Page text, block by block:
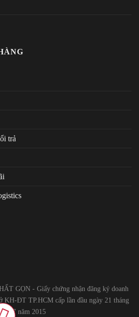
trả
GỌN - Giấy chứng nhận đăng ký doanh
KH-ĐT TP.HCM cấp lần đầu ngày 21 tháng
07 năm 2015